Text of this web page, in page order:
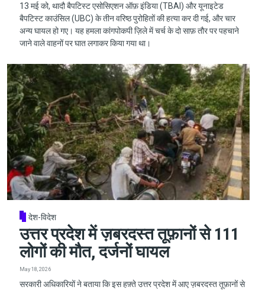
13 मई को, थादौ बैपटिस्ट एसोसिएशन ऑफ़ इंडिया (TBAI) और यूनाइटेड
बैपटिस्ट काउंसिल (UBC) के तीन वरिष्ठ पुरोहितों की हत्या कर दी गई, और चार
अन्य घायल हो गए। यह हमला कांगपोकपी ज़िले में चर्च के दो साफ़ तौर पर पहचाने
जाने वाले वाहनों पर घात लगाकर किया गया था।
देश-विदेश
उत्तर प्रदेश में ज़बरदस्त तूफ़ानों से 111
लोगों की मौत, दर्जनों घायल
May 18, 2026
सरकारी अधिकारियों ने बताया कि इस हफ़्ते उत्तर प्रदेश में आए ज़बरदस्त तूफ़ानों से